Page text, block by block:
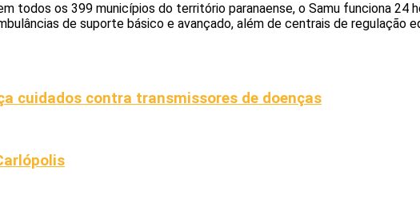
todos os 399 municípios do território paranaense, o Samu funciona 24
de suporte básico e avançado, além de centrais de regulação
cuidados contra transmissores de doenças